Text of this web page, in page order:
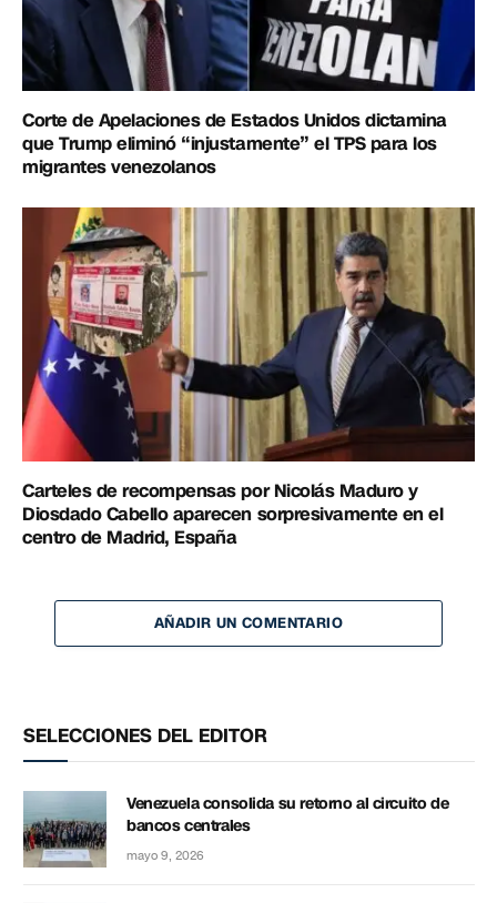
Corte de Apelaciones de Estados Unidos dictamina
que Trump eliminó “injustamente” el TPS para los
migrantes venezolanos
Carteles de recompensas por Nicolás Maduro y
Diosdado Cabello aparecen sorpresivamente en el
centro de Madrid, España
AÑADIR UN COMENTARIO
SELECCIONES DEL EDITOR
Venezuela consolida su retorno al circuito de
bancos centrales
mayo 9, 2026